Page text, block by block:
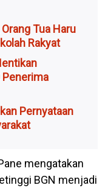
Tua Haru
Rakyat
Penerima
Pernyataan
mengatakan
BGN menjadi